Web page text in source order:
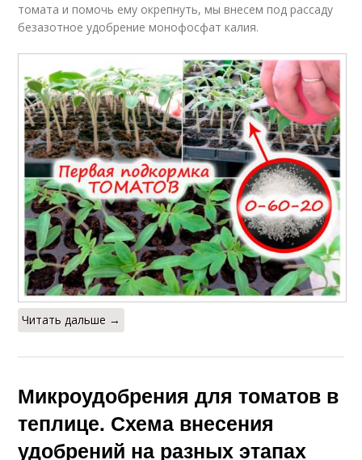
томата и помочь ему окрепнуть, мы внесем под рассаду
безазотное удобрение монофосфат калия.
Читать дальше →
Микроудобрения для томатов в
теплице. Схема внесения
удобрений на разных этапах